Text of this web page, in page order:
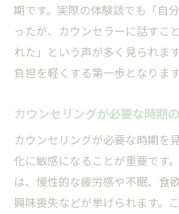
期です。実際の体験談でも「自
ったが、カウンセラーに話すこ
れた」という声が多く見られま
負担を軽くする第一歩となります
カウンセリングが必要な時期
カウンセリングが必要な時期を
化に敏感になることが重要です
は、慢性的な疲労感や不眠、食
興味喪失などが挙げられます。